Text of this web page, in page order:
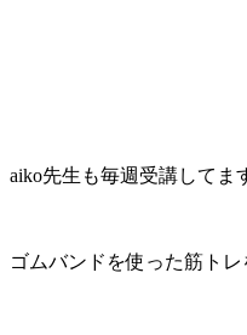
aiko先生も毎週受講してま
ゴムバンドを使った筋トレ